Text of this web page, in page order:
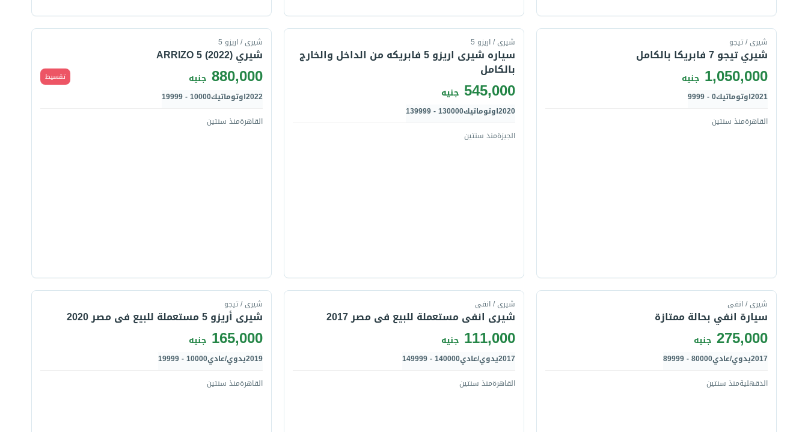
شيرى / تيجو
شيري تيجو 7 فابريكا بالكامل
1,050,000 جنيه
2021اوتوماتيك0 - 9999
القاهرةمنذ سنتين
شيرى / اريزو 5
سياره شيرى اريزو 5 فابريكه من الداخل والخارج
بالكامل
545,000 جنيه
2020اوتوماتيك130000 - 139999
الجيزةمنذ سنتين
شيرى / اريزو 5
شيري ARRIZO 5 (2022)
880,000 جنيه تقسيط
2022اوتوماتيك10000 - 19999
القاهرةمنذ سنتين
شيرى / انفى
سيارة انفي بحالة ممتازة
275,000 جنيه
2017يدوي/عادي80000 - 89999
الدقهليةمنذ سنتين
شيرى / انفى
شيرى انفى مستعملة للبيع فى مصر 2017
111,000 جنيه
2017يدوي/عادي140000 - 149999
القاهرةمنذ سنتين
شيرى / تيجو
شيرى أريزو 5 مستعملة للبيع فى مصر 2020
165,000 جنيه
2019يدوي/عادي10000 - 19999
القاهرةمنذ سنتين